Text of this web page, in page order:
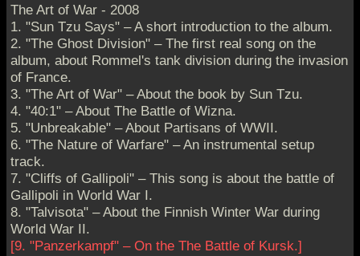
The Art of War - 2008
1. "Sun Tzu Says" – A short introduction to the album.
2. "The Ghost Division" – The first real song on the
album, about Rommel's tank division during the invasion
of France.
3. "The Art of War" – About the book by Sun Tzu.
4. "40:1" – About The Battle of Wizna.
5. "Unbreakable" – About Partisans of WWII.
6. "The Nature of Warfare" – An instrumental setup
track.
7. "Cliffs of Gallipoli" – This song is about the battle of
Gallipoli in World War I.
8. "Talvisota" – About the Finnish Winter War during
World War II.
[9. "Panzerkampf" – On the The Battle of Kursk.]